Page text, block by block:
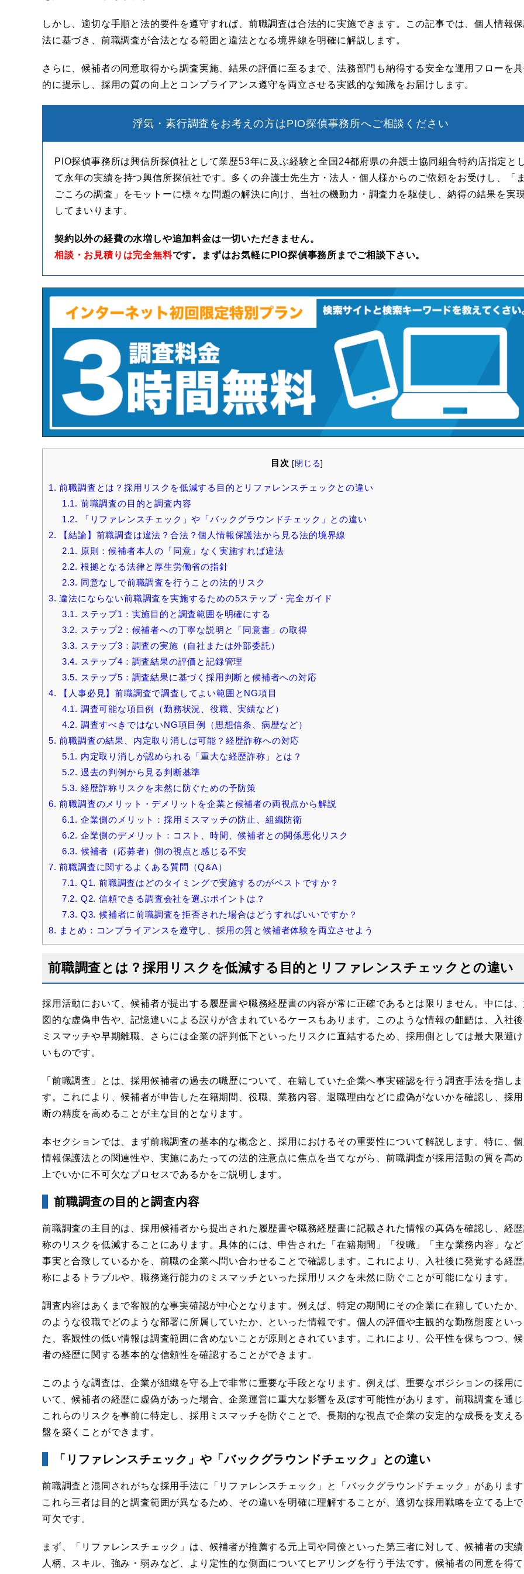
しかし、適切な手順と法的要件を遵守すれば、前職調査は合法的に実施できます。この記事では、個人情報
法に基づき、前職調査が合法となる範囲と違法となる境界線を明確に解説します。
さらに、候補者の同意取得から調査実施、結果の評価に至るまで、法務部門も納得する安全な運用フローを
的に提示し、採用の質の向上とコンプライアンス遵守を両立させる実践的な知識をお届けします。
浮気・素行調査をお考えの方はPIO探偵事務所へご相談ください
PIO探偵事務所は興信所探偵社として業歴53年に及ぶ経験と全国24都府県の弁護士協同組合特約店指定と
て永年の実績を持つ興信所探偵社です。多くの弁護士先生方・法人・個人様からのご依頼をお受けし、「ま
ごころの調査」をモットーに様々な問題の解決に向け、当社の機動力・調査力を駆使し、納得の結果を実現
してまいります。
契約以外の経費の水増しや追加料金は一切いただきません。
相談・お見積りは完全無料です。まずはお気軽にPIO探偵事務所までご相談下さい。
目次 [閉じる]
1. 前職調査とは？採用リスクを低減する目的とリファレンスチェックとの違い
1.1. 前職調査の目的と調査内容
1.2.
「リファレンスチェック」や「バックグラウンドチェック」との違い
2. 【結論】前職調査は違法？合法？個人情報保護法から見る法的境界線
2.1. 原則：候補者本人の「同意」なく実施すれば違法
2.2. 根拠となる法律と厚生労働省の指針
2.3. 同意なしで前職調査を行うことの法的リスク
3. 違法にならない前職調査を実施するための5ステップ・完全ガイド
3.1. ステップ1：実施目的と調査範囲を明確にする
3.2. ステップ2：候補者への丁寧な説明と「同意書」の取得
3.3. ステップ3：調査の実施（自社または外部委託）
3.4. ステップ4：調査結果の評価と記録管理
3.5. ステップ5：調査結果に基づく採用判断と候補者への対応
4. 【人事必見】前職調査で調査してよい範囲とNG項目
4.1. 調査可能な項目例（勤務状況、役職、実績など）
4.2. 調査すべきではないNG項目例（思想信条、病歴など）
5. 前職調査の結果、内定取り消しは可能？経歴詐称への対応
5.1. 内定取り消しが認められる「重大な経歴詐称」とは？
5.2. 過去の判例から見る判断基準
5.3. 経歴詐称リスクを未然に防ぐための予防策
6. 前職調査のメリット・デメリットを企業と候補者の両視点から解説
6.1. 企業側のメリット：採用ミスマッチの防止、組織防衛
6.2. 企業側のデメリット：コスト、時間、候補者との関係悪化リスク
6.3. 候補者（応募者）側の視点と感じる不安
7. 前職調査に関するよくある質問（Q&A）
7.1. Q1. 前職調査はどのタイミングで実施するのがベストですか？
7.2. Q2. 信頼できる調査会社を選ぶポイントは？
7.3. Q3. 候補者に前職調査を拒否された場合はどうすればいいですか？
8. まとめ：コンプライアンスを遵守し、採用の質と候補者体験を両立させよう
前職調査とは？採用リスクを低減する目的とリファレンスチェックとの違い
採用活動において、候補者が提出する履歴書や職務経歴書の内容が常に正確であるとは限りません。中には
図的な虚偽申告や、記憶違いによる誤りが含まれているケースもあります。このような情報の齟齬は、入社
ミスマッチや早期離職、さらには企業の評判低下といったリスクに直結するため、採用側としては最大限避け
いものです。
「前職調査」とは、採用候補者の過去の職歴について、在籍していた企業へ事実確認を行う調査手法を指しま
す。これにより、候補者が申告した在籍期間、役職、業務内容、退職理由などに虚偽がないかを確認し、採用
断の精度を高めることが主な目的となります。
本セクションでは、まず前職調査の基本的な概念と、採用におけるその重要性について解説します。特に、個
情報保護法との関連性や、実施にあたっての法的注意点に焦点を当てながら、前職調査が採用活動の質を高め
上でいかに不可欠なプロセスであるかをご説明します。
前職調査の目的と調査内容
前職調査の主目的は、採用候補者から提出された履歴書や職務経歴書に記載された情報の真偽を確認し、経
称のリスクを低減することにあります。具体的には、申告された「在籍期間」「役職」「主な業務内容」な
事実と合致しているかを、前職の企業へ問い合わせることで確認します。これにより、入社後に発覚する経
称によるトラブルや、職務遂行能力のミスマッチといった採用リスクを未然に防ぐことが可能になります。
調査内容はあくまで客観的な事実確認が中心となります。例えば、特定の期間にその企業に在籍していたか
のような役職でどのような部署に所属していたか、といった情報です。個人の評価や主観的な勤務態度といっ
た、客観性の低い情報は調査範囲に含めないことが原則とされています。これにより、公平性を保ちつつ、
者の経歴に関する基本的な信頼性を確認することができます。
このような調査は、企業が組織を守る上で非常に重要な手段となります。例えば、重要なポジションの採用
いて、候補者の経歴に虚偽があった場合、企業運営に重大な影響を及ぼす可能性があります。前職調査を通じ
これらのリスクを事前に特定し、採用ミスマッチを防ぐことで、長期的な視点で企業の安定的な成長を支え
盤を築くことができます。
「リファレンスチェック」や「バックグラウンドチェック」との違い
前職調査と混同されがちな採用手法に「リファレンスチェック」と「バックグラウンドチェック」があります
これら三者は目的と調査範囲が異なるため、その違いを明確に理解することが、適切な採用戦略を立てる上
可欠です。
まず、「リファレンスチェック」は、候補者が推薦する元上司や同僚といった第三者に対して、候補者の実績
人柄、スキル、強み・弱みなど、より定性的な側面についてヒアリングを行う手法です。候補者の同意を得て